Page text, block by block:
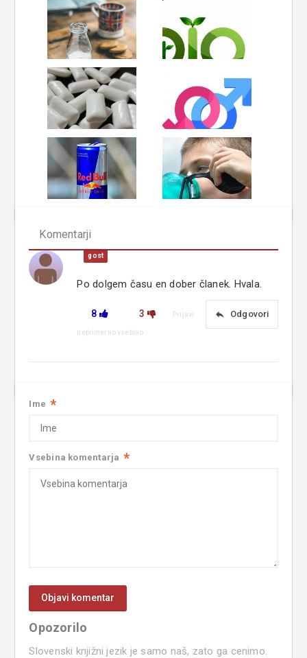
Komentarji
gost
Po dolgem času en dober članek. Hvala.
8 3 reply Odgovori
Prijavi
neprimerno vsebino
Ime *
Vsebina komentarja *
Opozorilo
Slovenski knjižni jezik je samo naš, zato ga cenimo.